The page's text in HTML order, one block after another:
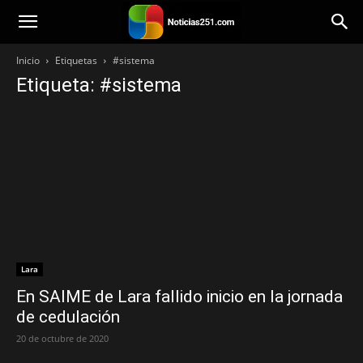
Noticias251
Inicio Etiquetas #sistema
Etiqueta: #sistema
Lara
En SAIME de Lara fallido inicio en la jornada
de cedulación
20 de octubre de 2020